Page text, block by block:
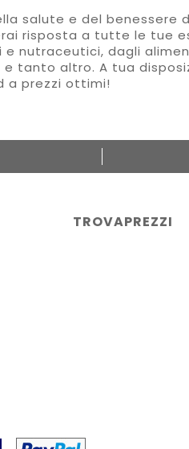
salute e del benessere
risposta a tutte le tue
nutraceutici, dagli
tanto altro. A tua
a prezzi ottimi!
TROVAPREZZI